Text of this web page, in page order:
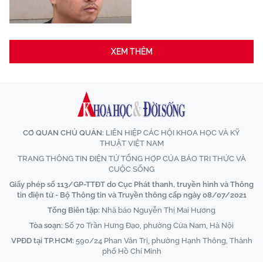
XEM THÊM
CƠ QUAN CHỦ QUẢN: LIÊN HIỆP CÁC HỘI KHOA HỌC VÀ KỸ
THUẬT VIỆT NAM
TRANG THÔNG TIN ĐIỆN TỬ TỔNG HỢP CỦA BÁO TRI THỨC VÀ
CUỘC SỐNG
Giấy phép số 113/GP-TTĐT do Cục Phát thanh, truyền hình và Thông
tin điện tử - Bộ Thông tin và Truyền thông cấp ngày 08/07/2021
Tổng Biên tập: Nhà báo Nguyễn Thị Mai Hương
Tòa soạn: Số 70 Trần Hưng Đạo, phường Cửa Nam, Hà Nội
VPĐD tại TP.HCM: 590/24 Phan Văn Trị, phường Hạnh Thông, Thành
phố Hồ Chí Minh